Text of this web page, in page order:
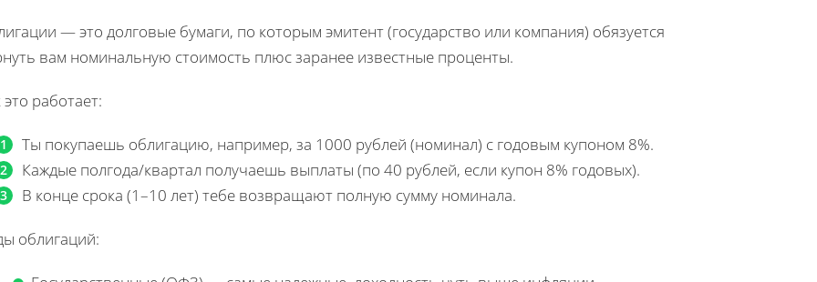
— это долговые бумаги, по которым эмитент (государство или компания) обязуется
вам номинальную стоимость плюс заранее известные проценты.
это работает:
Ты покупаешь облигацию, например, за 1000 рублей (номинал) с годовым купоном 8%.
Каждые полгода/квартал получаешь выплаты (по 40 рублей, если купон 8% годовых).
В конце срока (1–10 лет) тебе возвращают полную сумму номинала.
облигаций: